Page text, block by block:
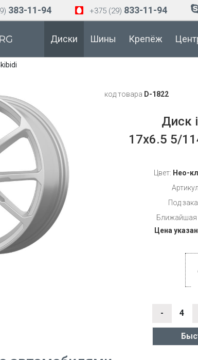
383-11-94 +375 (29) 833-11-94
Диски Шины Крепёж
код товара D-1822
Диск
17x6.5 5/
Цвет: Нео-
Под
Ближайшая
Цена
- 4